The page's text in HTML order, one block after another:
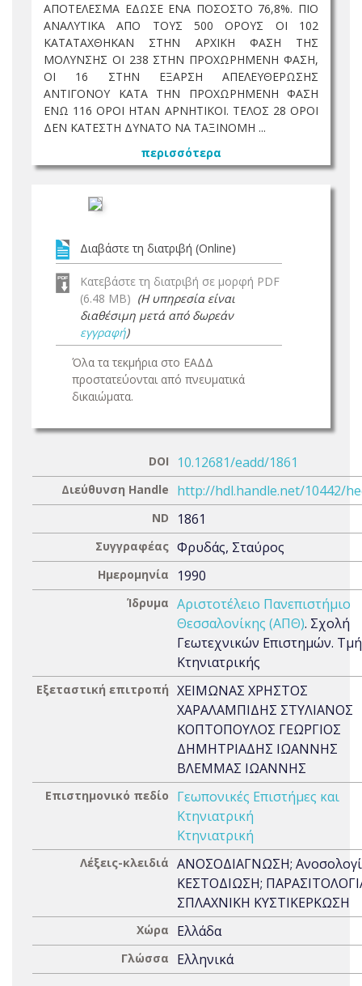
ΑΠΟΤΕΛΕΣΜΑ ΕΔΩΣΕ ΕΝΑ ΠΟΣΟΣΤΟ 76,8%. ΠΙΟ
ΑΝΑΛΥΤΙΚΑ ΑΠΟ ΤΟΥΣ 500 ΟΡΟΥΣ ΟΙ 102
ΚΑΤΑΤΑΧΘΗΚΑΝ ΣΤΗΝ ΑΡΧΙΚΗ ΦΑΣΗ ΤΗΣ
ΜΟΛΥΝΣΗΣ ΟΙ 238 ΣΤΗΝ ΠΡΟΧΩΡΗΜΕΝΗ ΦΑΣΗ,
ΟΙ 16 ΣΤΗΝ ΕΞΑΡΣΗ ΑΠΕΛΕΥΘΕΡΩΣΗΣ
ΑΝΤΙΓΟΝΟΥ ΚΑΤΑ ΤΗΝ ΠΡΟΧΩΡΗΜΕΝΗ ΦΑΣΗ
ΕΝΩ 116 ΟΡΟΙ ΗΤΑΝ ΑΡΝΗΤΙΚΟΙ. ΤΕΛΟΣ 28 ΟΡΟΙ
ΔΕΝ ΚΑΤΕΣΤΗ ΔΥΝΑΤΟ ΝΑ ΤΑΞΙΝΟΜΗ ...
περισσότερα
Διαβάστε τη διατριβή (Online)
Κατεβάστε τη διατριβή σε μορφή PDF
(6.48 MB) (Η υπηρεσία είναι
διαθέσιμη μετά από δωρεάν
εγγραφή)
Όλα τα τεκμήρια στο ΕΑΔΔ
προστατεύονται από πνευματικά
δικαιώματα.
DOI 10.12681/eadd/1861
Διεύθυνση Handle http://hdl.handle.net/10442/
ND 1861
Συγγραφέας Φρυδάς, Σταύρος
Ημερομηνία 1990
Ίδρυμα Αριστοτέλειο Πανεπιστήμιο
Θεσσαλονίκης (ΑΠΘ). Σχολή
Γεωτεχνικών Επιστημών.
Κτηνιατρικής
Εξεταστική επιτροπή ΧΕΙΜΩΝΑΣ ΧΡΗΣΤΟΣ
ΧΑΡΑΛΑΜΠΙΔΗΣ ΣΤΥΛΙΑΝΟΣ
ΚΟΠΤΟΠΟΥΛΟΣ ΓΕΩΡΓΙΟΣ
ΔΗΜΗΤΡΙΑΔΗΣ ΙΩΑΝΝΗΣ
ΒΛΕΜΜΑΣ ΙΩΑΝΝΗΣ
Επιστημονικό πεδίο
Γεωπονικές Επιστήμες και
Κτηνιατρική
Κτηνιατρική
Λέξεις-κλειδιά ΑΝΟΣΟΔΙΑΓΝΩΣΗ;
ΚΕΣΤΟΔΙΩΣΗ;
ΣΠΛΑΧΝΙΚΗ ΚΥΣΤΙΚΕΡΚΩΣΗ
Χώρα Ελλάδα
Γλώσσα Ελληνικά